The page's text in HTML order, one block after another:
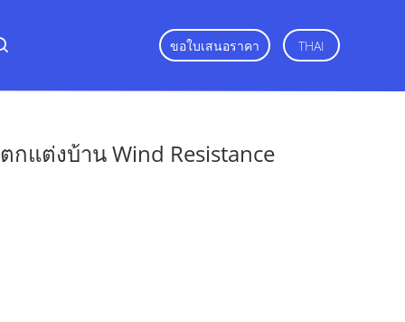
ขอใบเสนอราคา THAI
กแต่งบ้าน Wind Resistance